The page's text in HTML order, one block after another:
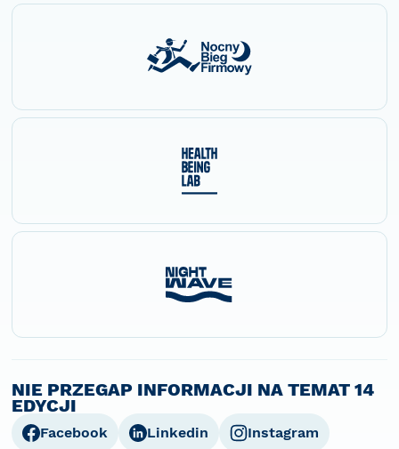
NIE PRZEGAP INFORMACJI NA TEMAT 14
EDYCJI
Facebook Linkedin Instagram